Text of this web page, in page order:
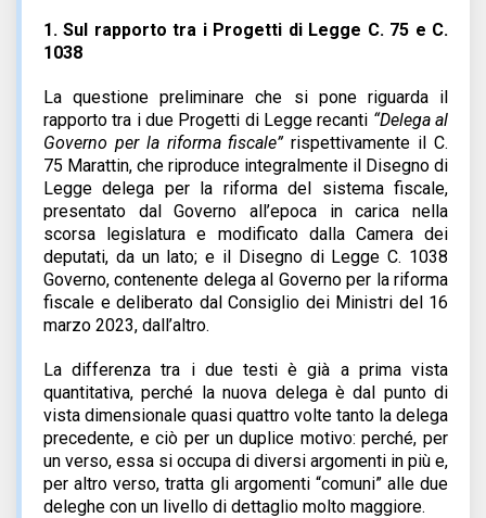
1.Sul rapporto tra i Progetti di Legge C. 75 e C.
1038
La questione preliminare che si pone riguarda il
rapporto tra i due Progetti di Legge recanti “Delega al
Governo per la riforma fiscale”rispettivamente il C.
75 Marattin, che riproduce integralmente il Disegno di
Legge delega per la riforma del sistema fiscale,
presentato dal Governo all’epoca in carica nella
scorsa legislatura e modificato dalla Camera dei
deputati, da un lato; e il Disegno di Legge C. 1038
Governo, contenente delega al Governo per la riforma
fiscale e deliberato dal Consiglio dei Ministri del 16
marzo 2023, dall’altro.
La differenza tra i due testi è già a prima vista
quantitativa, perché la nuova delega è dal punto di
vista dimensionale quasi quattro volte tanto la delega
precedente, e ciò per un duplice motivo: perché, per
un verso, essa si occupa di diversi argomenti in più e,
per altro verso, tratta gli argomenti “comuni” alle due
deleghe con un livello di dettaglio molto maggiore.